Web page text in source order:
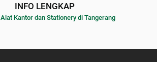
INFO LENGKAP
Alat Kantor dan Stationery di Tangerang